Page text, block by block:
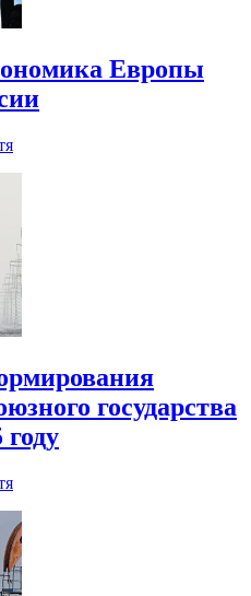
Европы
государства
году